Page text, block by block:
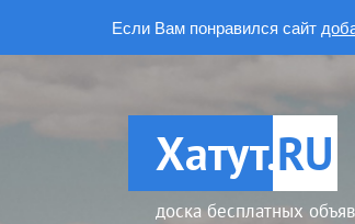
Если Вам понравился сайт
Хатут.RU
доска бесплатных